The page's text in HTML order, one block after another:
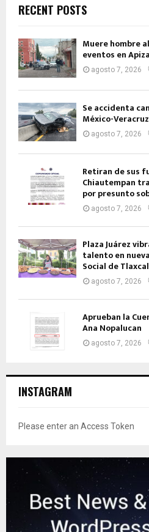
RECENT POSTS
Muere hombre
eventos en
agosto 7, 2026
Se accidenta
México-
agosto 7, 2026
Retiran de sus
Chiautempan
por presunto
agosto 7, 2026
Plaza Juárez
talento en
Social de
agosto 7, 2026
Aprueban la
Ana Nopalucan
agosto 7, 2026
INSTAGRAM
Please enter an Access Token